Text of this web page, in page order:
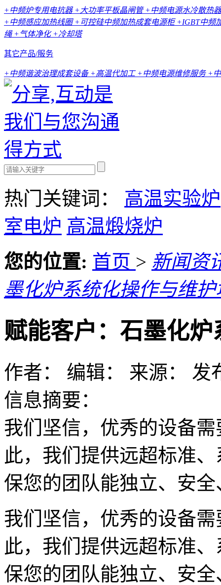
+中频炉专用电抗器 +大功率平板晶闸管+中频电源水冷散热
+中频感应加热线圈+可控硅中频加热成套电源柜+IGBT中频
绳 +气体净化+冷却塔
其它产品/服务
+中频谐波治理成套设备 +高温代加工+中频电源维修服务 +
热门关键词： 高温实验炉
室电炉 高温煅烧炉
您的位置: 首页 > 新闻资
墨化炉系统化操作与维护
赋能客户：石墨化
作者： 编辑： 来源： 发
信息摘要：
我们坚信，优秀的设备
此，我们提供远超标准
保您的团队能独立、安
我们坚信，优秀的设备
此，我们提供远超标准
保您的团队能独立、安